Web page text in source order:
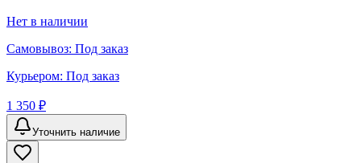
Нет в наличии
Самовывоз: Под заказ
Курьером: Под заказ
1 350 ₽
Уточнить наличие